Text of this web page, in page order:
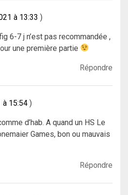
à 13:33
6-7 j n’est pas recommandée ,
une première partie
Répondre
15:54
d’hab. A quand un HS Le
Games, bon ou mauvais
Répondre